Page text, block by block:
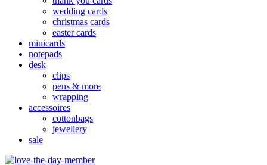
wedding cards
christmas cards
easter cards
minicards
notepads
desk
clips
pens & more
wrapping
accessoires
cottonbags
jewellery
sale